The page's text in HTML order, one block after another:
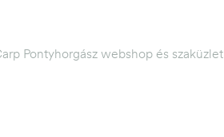
Pontyhorgász webshop és szaküzlet